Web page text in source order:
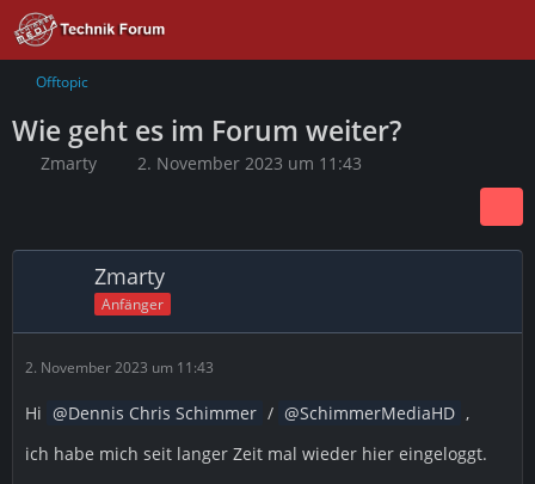
Offtopic
Wie geht es im Forum weiter?
Zmarty 2. November 2023 um 11:43
Zmarty
Anfänger
2. November 2023 um 11:43
Hi Dennis Chris Schimmer / SchimmerMediaHD ,
ich habe mich seit langer Zeit mal wieder hier eingeloggt.